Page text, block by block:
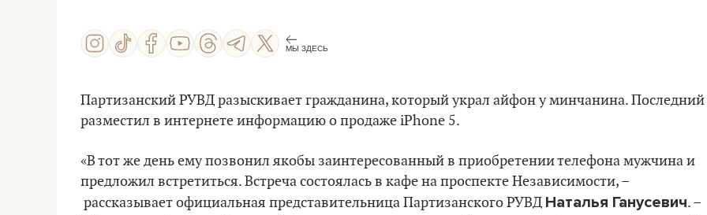
МЫ ЗДЕСЬ
Партизанский РУВД разыскивает гражданина, который украл айфон у минчанина. Последний
разместил в интернете информацию о продаже iPhone 5.
«В тот же день ему позвонил якобы заинтересованный в приобретении телефона мужчина и
предложил встретиться. Встреча состоялась в кафе на проспекте Независимости, –
рассказывает официальная представительница Партизанского РУВД Наталья Ганусевич. –